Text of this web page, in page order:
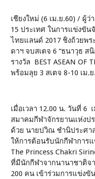
เชียงใหม่ (6 เม.ย.60) / ผู้
15 ประเทศ ในการแข่งขั
ไทยแลนด์ 2017 ชิงถ้วยพ
ดาฯ จบสเตจ 6 “ธนาวุธ
รางวัล BEST ASEAN OF
พร้อมลุย 3 สเตจ 8-10 เม.
เมื่อเวลา 12.00 น. วันที่ 6
สมาคมกีฬาจักรยานแห่งป
ด้วย นายปวิณ ชำนิประศา
ให้การต้อนรับนักกีฬาการ
The Princess Chakri
ที่มีนักกีฬาจากนานาชาติจ
200 คน เข้าร่วมการแข่ง